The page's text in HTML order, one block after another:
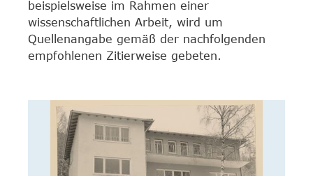
beispielsweise im Rahmen einer
wissenschaftlichen Arbeit, wird um
Quellenangabe gemäß der nachfolgenden
empfohlenen Zitierweise gebeten.